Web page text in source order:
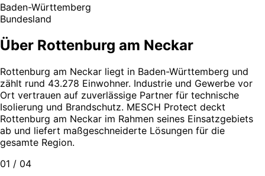
Baden-Württemberg
Bundesland
Über Rottenburg am Neckar
Rottenburg am Neckar liegt in Baden-Württemberg und
zählt rund 43.278 Einwohner. Industrie und Gewerbe vor
Ort vertrauen auf zuverlässige Partner für technische
Isolierung und Brandschutz. MESCH Protect deckt
Rottenburg am Neckar im Rahmen seines Einsatzgebiets
ab und liefert maßgeschneiderte Lösungen für die
gesamte Region.
01 / 04